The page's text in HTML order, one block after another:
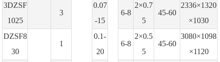
3DZSF
1025
3
0.07
-15
6-8
2×0.7
5
45-60
2336×1320
×1030
DZSF8
30
1
0.1-
20
6-8
2×0.5
5
45-60
3080×1098
×1120